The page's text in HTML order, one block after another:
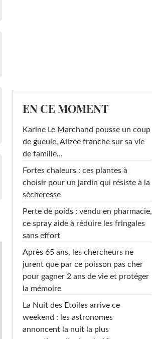
EN CE MOMENT
Karine Le Marchand pousse un coup
de gueule, Alizée franche sur sa vie
de famille...
Fortes chaleurs : ces plantes à
choisir pour un jardin qui résiste à la
sécheresse
Perte de poids : vendu en pharmacie,
ce spray aide à réduire les fringales
sans effort
Après 65 ans, les chercheurs ne
jurent que par ce poisson pas cher
pour gagner 2 ans de vie et protéger
la mémoire
La Nuit des Etoiles arrive ce
weekend : les astronomes
annoncent la nuit la plus